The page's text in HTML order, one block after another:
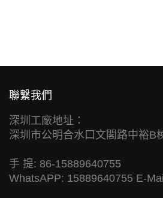
聯繫我們
深圳工廠地址：
深圳市公明合水口文閣路中裕B
手 提: 86-15889640755
WhatsAPP: 15889640755 E-